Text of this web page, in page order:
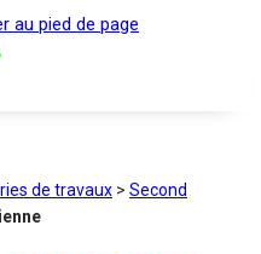
au pied de page
de travaux > Second